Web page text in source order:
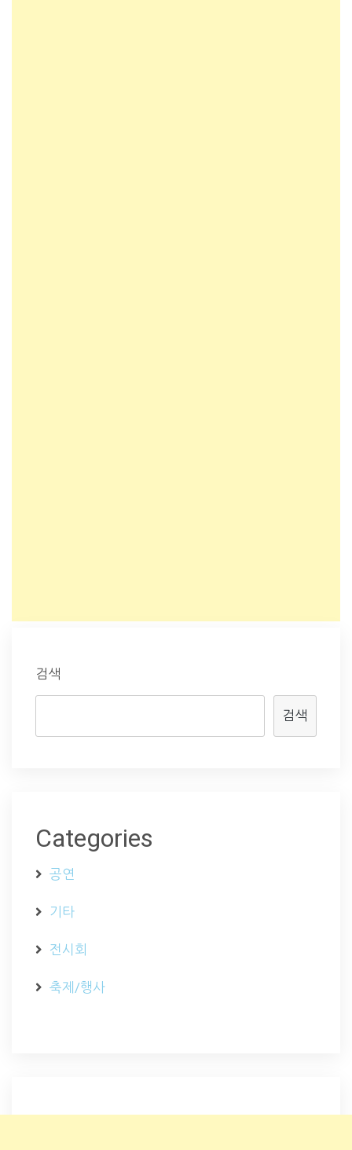
검색
검색
Categories
공연
기타
전시회
축제/행사